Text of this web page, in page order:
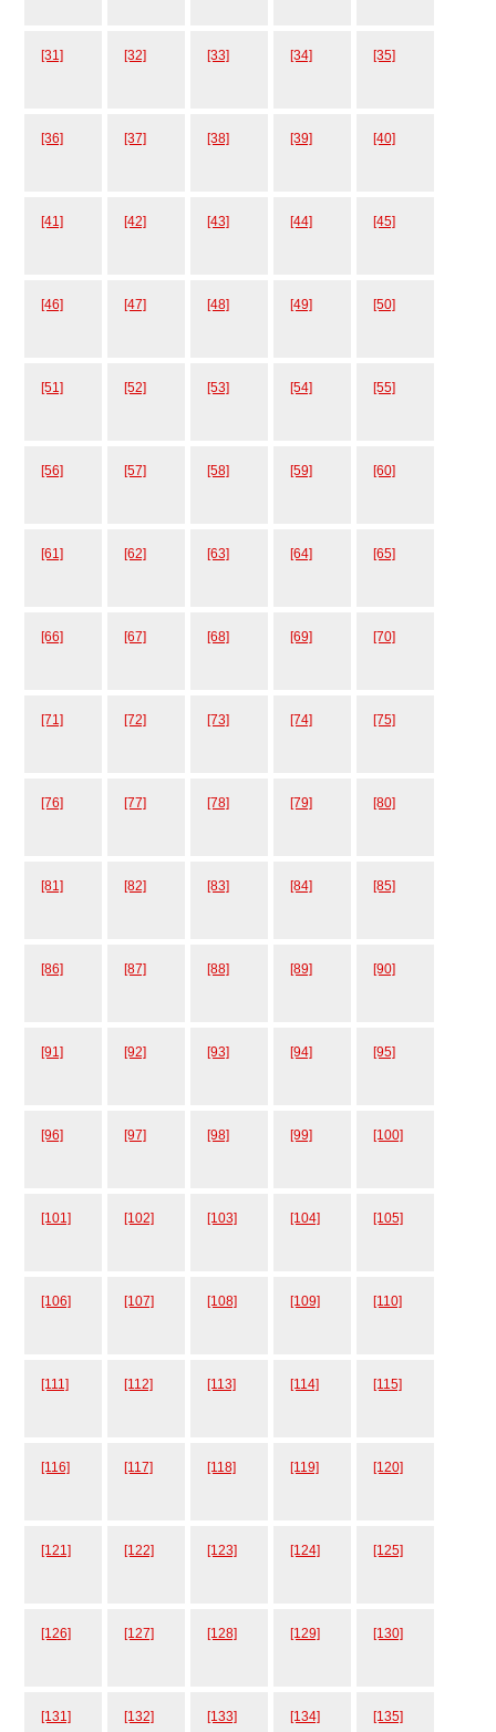
[31] [32] [33] [34] [35]
[36] [37] [38] [39] [40]
[41] [42] [43] [44] [45]
[46] [47] [48] [49] [50]
[51] [52] [53] [54] [55]
[56] [57] [58] [59] [60]
[61] [62] [63] [64] [65]
[66] [67] [68] [69] [70]
[71] [72] [73] [74] [75]
[76] [77] [78] [79] [80]
[81] [82] [83] [84] [85]
[86] [87] [88] [89] [90]
[91] [92] [93] [94] [95]
[96] [97] [98] [99] [100]
[101] [102] [103] [104] [105]
[106] [107] [108] [109] [110]
[111] [112] [113] [114] [115]
[116] [117] [118] [119] [120]
[121] [122] [123] [124] [125]
[126] [127] [128] [129] [130]
[131] [132] [133] [134] [135]